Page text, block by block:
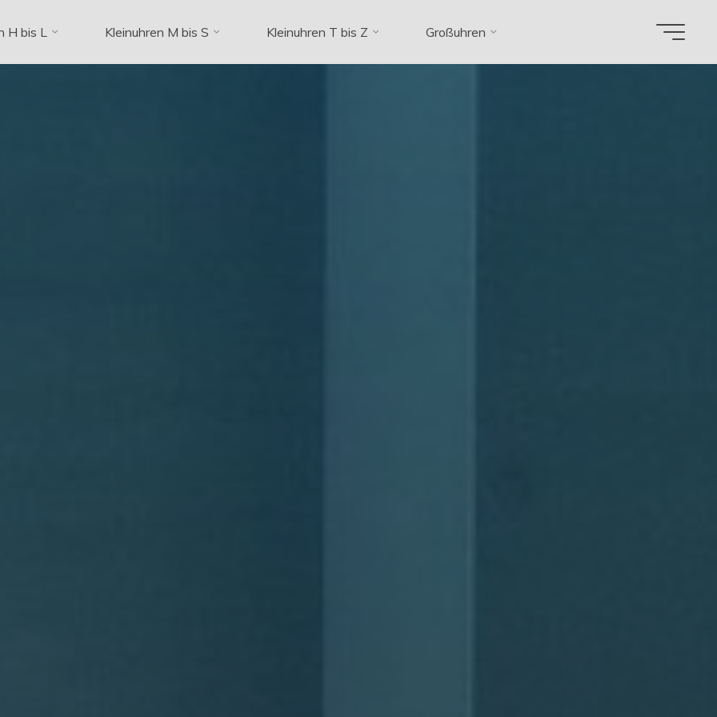
H bis L Kleinuhren M bis S Kleinuhren T bis Z Großuhren